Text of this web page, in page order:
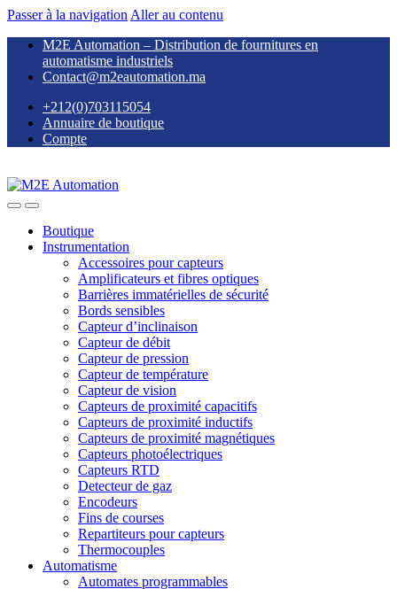
Passer à la navigation Aller au contenu
M2E Automation – Distribution de fournitures en
automatisme industriels
Contact@m2eautomation.ma
+212(0)703115054
Annuaire de boutique
Compte
Boutique
Instrumentation
Accessoires pour capteurs
Amplificateurs et fibres optiques
Barrières immatérielles de sécurité
Bords sensibles
Capteur d’inclinaison
Capteur de débit
Capteur de pression
Capteur de température
Capteur de vision
Capteurs de proximité capacitifs
Capteurs de proximité inductifs
Capteurs de proximité magnétiques
Capteurs photoélectriques
Capteurs RTD
Detecteur de gaz
Encodeurs
Fins de courses
Repartiteurs pour capteurs
Thermocouples
Automatisme
Automates programmables